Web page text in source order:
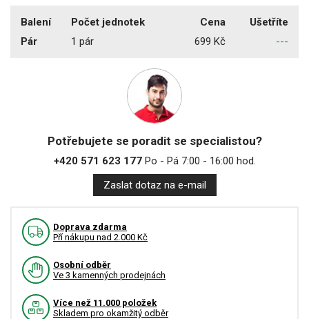
Balení Počet jednotek Cena
Ušetříte
Pár
1 pár 699 Kč ---
Potřebujete se poradit se specialistou?
+420 571 623 177Po - Pá 7:00 - 16:00 hod.
Zaslat dotaz na e-mail
Doprava zdarma
Pří nákupu nad 2.000 Kč
Osobní odběr
Ve 3 kamenných prodejnách
Více než 11.000 položek
Skladem pro okamžitý odběr